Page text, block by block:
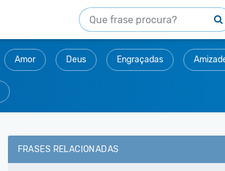
Amor Deus Engraçadas
FRASES RELACIONADAS